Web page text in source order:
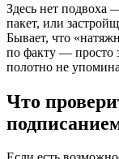
Здесь нет подвоха
пакет, или
Бывает, что
по факту — просто
полотно не
Что